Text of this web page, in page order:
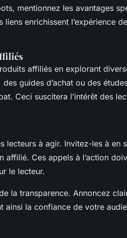
mentionnez les avantages
enrichissent l’expérience
affiliés en explorant
guides d’achat ou des
Ceci suscitera l’intérêt des
lecteurs à agir. Invitez-les à en
affilié. Ces appels à l’action
le lecteur.
la transparence. Annoncez
ainsi la confiance de votre